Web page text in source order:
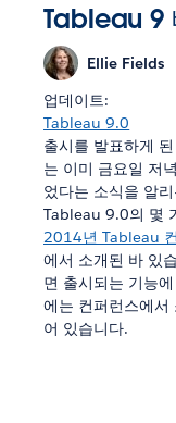
Tableau 9
Ellie Fields
업데이트:
Tableau 9.0
출시를 발표하게
는 이미 금요일 저
었다는 소식을 알
Tableau 9.0의 몇
2014년 Tableau
에서 소개된 바 있
면 출시되는 기능
에는 컨퍼런스에서
어 있습니다.